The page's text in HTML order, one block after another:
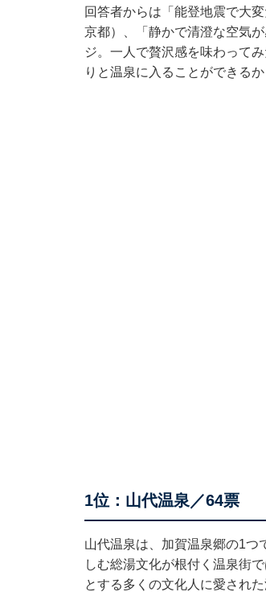
回答者からは「能登地震で大
京都）、「静かで清澄な空気
ジ。一人で贅沢感を味わって
りと温泉に入ることができる
1位：山代温泉／64票
山代温泉は、加賀温泉郷の1つ
しむ総湯文化が根付く温泉街
とする多くの文化人に愛され